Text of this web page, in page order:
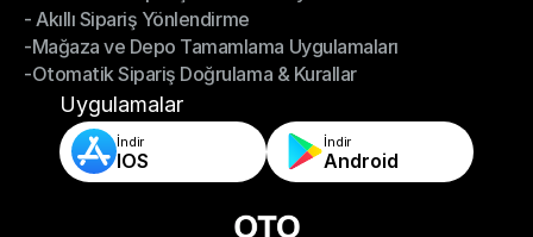
- Omnikanal Sipariş Senkronizasyonu
- Akıllı Sipariş Yönlendirme
- Akıllı Sipariş Yönlendirme
-Mağaza ve Depo Tamamlama Uygulamaları
-Mağaza ve Depo Tamamlama Uygulamaları
-Otomatik Sipariş Doğrulama & Kurallar
-Otomatik Sipariş Doğrulama & Kurallar
Uygulamalar
İndir
IOS
İndir
Android